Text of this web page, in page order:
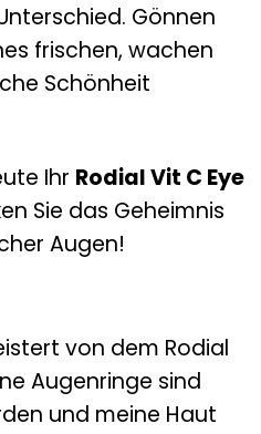
Gönnen
frischen, wachen
Schönheit
Ihr Rodial Vit C Eye
Sie das Geheimnis
Augen!
von dem Rodial
Augenringe sind
und meine Haut